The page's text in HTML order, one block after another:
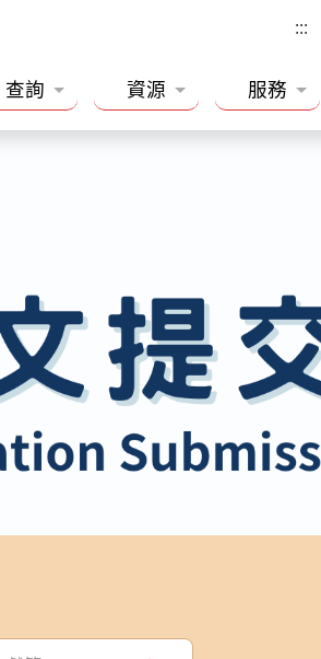
:::
查詢 資源 服務